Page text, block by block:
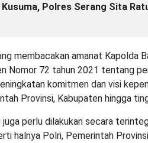
Kusuma, Polres Serang Sita
membacakan amanat Kapolda
Nomor 72 tahun 2021 tentang
komitmen dan visi
Provinsi, Kabupaten hingga
perlu dilakukan secara
halnya Polri, Pemerintah